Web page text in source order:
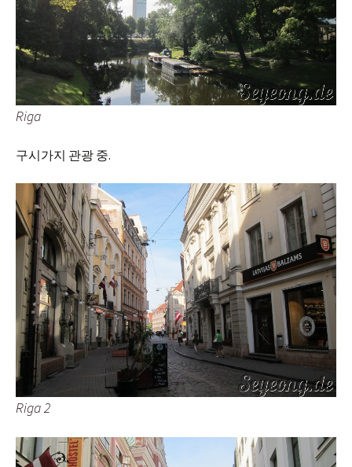
Riga
구시가지 관광 중.
Riga 2